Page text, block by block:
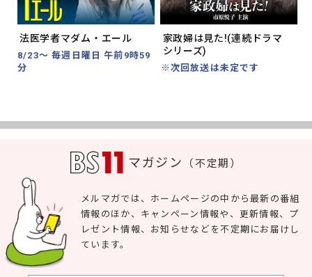
法医学者マダム・エール
8/23～ 毎週日曜日 午前9時59
分
家政婦は見た!(連続ドラマ
シリーズ)
※次回放送は未定です
Prev
マガジン （不定期）
メルマガでは、ホームページの中から最新の番組
情報のほか、キャンペーン情報や、更新情報、プ
レゼント情報、お知らせなどを不定期にお届けし
ています。